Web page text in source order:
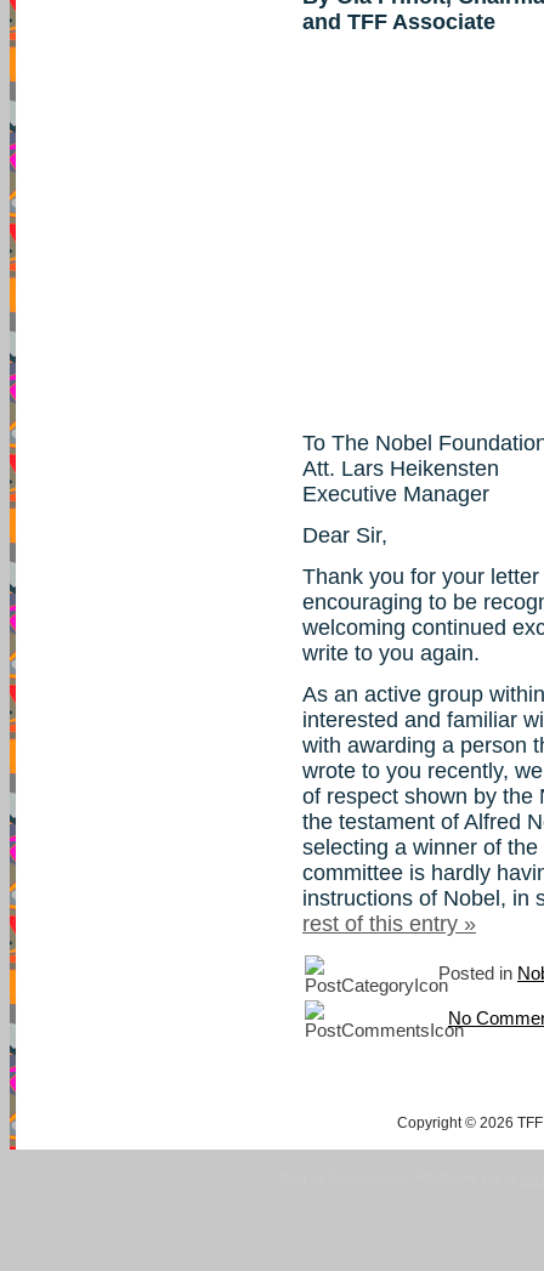
and TFF Associate
To The Nobel
Att. Lars Heikensten
Executive Manager
Dear Sir,
Thank you for your
encouraging to be
welcoming continued
write to you again.
As an active group
interested and familiar
with awarding a person
wrote to you recently,
of respect shown by the
the testament of Alfred
selecting a winner of
committee is hardly
instructions of Nobel, in
rest of this entry »
Posted in
No
Copyright © 2026